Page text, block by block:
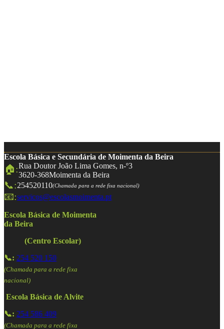
Escola Básica e Secundária de Moimenta da Beira
🏠:Rua Doutor João Lima Gomes, n-º3
3620-368Moimenta da Beira
📞:254520110(Chamada para a rede fixa nacional)
📧:servicos@escolasmoimenta.pt
Escola Básica de Moimenta
da Beira
(Centro Escolar)
📞: 254 520 150
(Chamada para a rede fixa
nacional)
Escola Básica de Alvite
📞: 254 586 409
(Chamada para a rede fixa